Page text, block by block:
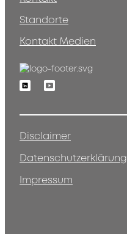
Standorte
Kontakt Medien
LinkedinYoutube
Disclaimer
Datenschutzerklärung
Impressum